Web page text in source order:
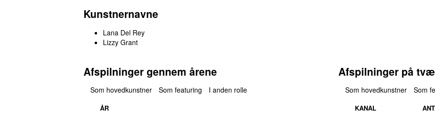
33. Dark Paradise
33.
Fuck It I Love You
Jeans (Penguin Prison Remix)
33. Say Yes To Heaven (sim0ne & Melo Nada Remix) lør 8.
33. Venice Bitch man 5.
Kunstnernavne
Lana Del Rey
Lizzy Grant
Afspilninger gennem årene
Som hovedkunstner Som featuring I anden rolle
ÅR
Afspilninger på
Som hovedkunstner Som
KANAL